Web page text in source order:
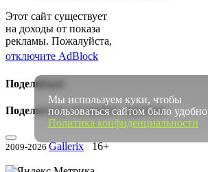
Этот сайт существует
на доходы от показа
рекламы. Пожалуйста,
отключите AdBlock
Поделиться
Поделиться ссылкой в соцсетях:
2009-2026 Gallerix 16+
Мы используем куки, чтобы
пользоваться сайтом было удобно
Политика конфиденциальности